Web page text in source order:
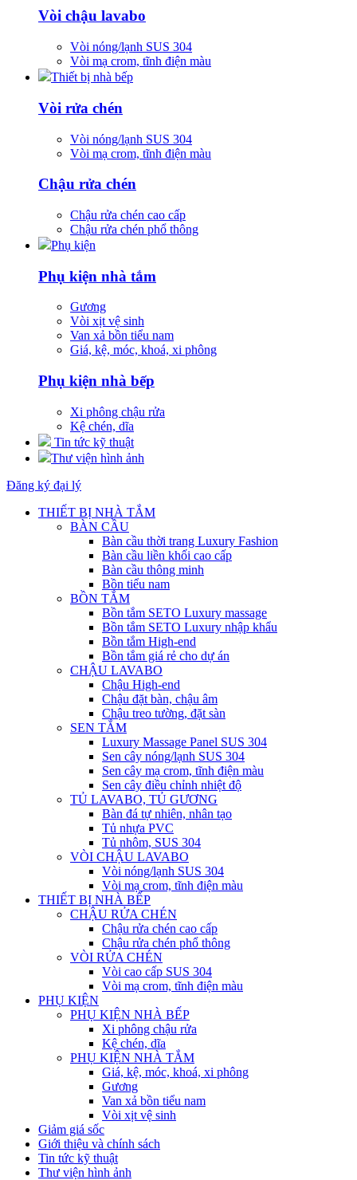
Vòi chậu lavabo
Vòi nóng/lạnh SUS 304
Vòi mạ crom, tĩnh điện màu
Thiết bị nhà bếp
Vòi rửa chén
Vòi nóng/lạnh SUS 304
Vòi mạ crom, tĩnh điện màu
Chậu rửa chén
Chậu rửa chén cao cấp
Chậu rửa chén phổ thông
Phụ kiện
Phụ kiện nhà tắm
Gương
Vòi xịt vệ sinh
Van xả bồn tiểu nam
Giá, kệ, móc, khoá, xi phông
Phụ kiện nhà bếp
Xi phông chậu rửa
Kệ chén, dĩa
Tin tức kỹ thuật
Thư viện hình ảnh
Đăng ký đại lý
THIẾT BỊ NHÀ TẮM
BÀN CẦU
Bàn cầu thời trang Luxury Fashion
Bàn cầu liền khối cao cấp
Bàn cầu thông minh
Bồn tiểu nam
BỒN TẮM
Bồn tắm SETO Luxury massage
Bồn tắm SETO Luxury nhập khẩu
Bồn tắm High-end
Bồn tắm giá rẻ cho dự án
CHẬU LAVABO
Chậu High-end
Chậu đặt bàn, chậu âm
Chậu treo tường, đặt sàn
SEN TẮM
Luxury Massage Panel SUS 304
Sen cây nóng/lạnh SUS 304
Sen cây mạ crom, tĩnh điện màu
Sen cây điều chỉnh nhiệt độ
TỦ LAVABO, TỦ GƯƠNG
Bàn đá tự nhiên, nhân tạo
Tủ nhựa PVC
Tủ nhôm, SUS 304
VÒI CHẬU LAVABO
Vòi nóng/lạnh SUS 304
Vòi mạ crom, tĩnh điện màu
THIẾT BỊ NHÀ BẾP
CHẬU RỬA CHÉN
Chậu rửa chén cao cấp
Chậu rửa chén phổ thông
VÒI RỬA CHÉN
Vòi cao cấp SUS 304
Vòi mạ crom, tĩnh điện màu
PHỤ KIỆN
PHỤ KIỆN NHÀ BẾP
Xi phông chậu rửa
Kệ chén, dĩa
PHỤ KIỆN NHÀ TẮM
Giá, kệ, móc, khoá, xi phông
Gương
Van xả bồn tiểu nam
Vòi xịt vệ sinh
Giảm giá sốc
Giới thiệu và chính sách
Tin tức kỹ thuật
Thư viện hình ảnh